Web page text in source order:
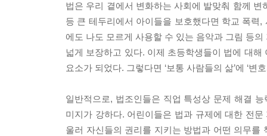
법은 우리 곁에서 변화하는 사회에 발맞춰 함께
등 큰 테두리에서 아이들을 보호했다면 학교 폭력
에도 나도 모르게 사용할 수 있는 음악과 그림 등
넓게 보장하고 있다. 이제 초등학생들이 법에 대
요소가 되었다. 그렇다면 ‘보통 사람들의 삶’에 ‘
일반적으로, 법조인들은 직업 특성상 문제 해결
미지가 강하다. 어린이들은 법과 규제에 대한 전
울러 자신들의 권리를 지키는 방법과 어떤 의무